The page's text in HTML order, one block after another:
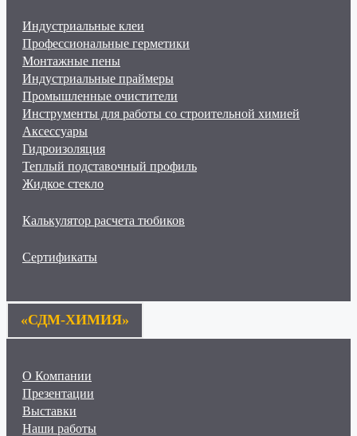
Индустриальные клеи
Профессиональные герметики
Монтажные пены
Индустриальные праймеры
Промышленные очистители
Инструменты для работы со строительной химией
Аксессуары
Гидроизоляция
Теплый подставочный профиль
Жидкое стекло
Калькулятор расчета тюбиков
Сертификаты
«СДМ-ХИМИЯ»
О Компании
Презентации
Выставки
Наши работы